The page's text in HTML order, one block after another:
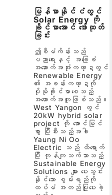
မြန်မာနိုင်ငံတွင်
Solar Energy ကို
ခိုင်မာအောင် ဖော်ထုတ်
ခြင်း
ဤစီမံကိန်းသည်
ပညာရေးနှင့် အခြေခံ
အဆောက်အအုံကဏ္ဍတွင်
Renewable Energy
၏ အခန်းကဏ္ဍကို
ပိုမိုခိုင်မာစေသည့်
အထောက်အကူဖြစ်သည်။
West Yangon တွင်
20kW hybrid solar
project ကို အောင်မြင်
စွာ ပြီးစီးသည့်အခါ
Yaung Ni Oo
Electric သည် ထိရောက်
ပြီး ကုန်ကျသက်သာသည့်
Sustainable Energy
Solutions များ ပေးသွင်း
နိုင်သော စွမ်းရည်ကို
ထပ်မံ အတည်ပြုပေးခဲ့